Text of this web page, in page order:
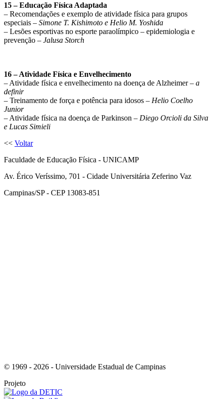
15 – Educação Física Adaptada
– Recomendações e exemplo de atividade física para grupos
especiais – Simone T. Kishimoto e Helio M. Yoshida
– Lesões esportivas no esporte paraolímpico – epidemiologia e
prevenção – Jalusa Storch
16 – Atividade Física e Envelhecimento
– Atividade física e envelhecimento na doença de Alzheimer – a
definir
– Treinamento de força e potência para idosos – Helio Coelho
Junior
– Atividade física na doença de Parkinson – Diego Orcioli da Silva
e Lucas Simieli
<< Voltar
Faculdade de Educação Física - UNICAMP
Av. Érico Veríssimo, 701 - Cidade Universitária Zeferino Vaz
Campinas/SP - CEP 13083-851
© 1969 - 2026 - Universidade Estadual de Campinas
Projeto